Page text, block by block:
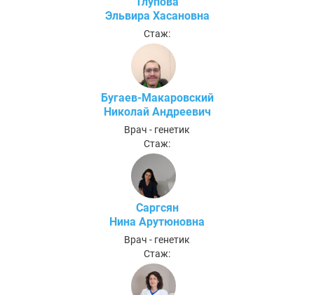
Эльвира Хасановна
Стаж:
Бугаев-Макаровский
Николай Андреевич
Врач - генетик
Стаж:
Саргсян
Нина Арутюновна
Врач - генетик
Стаж: